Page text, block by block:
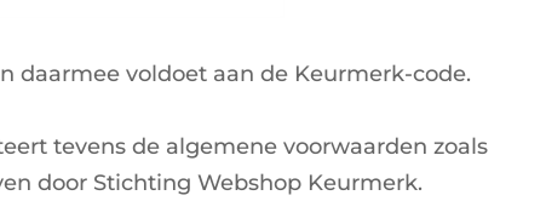
daarmee voldoet aan de Keurmerk-code.
tevens de algemene voorwaarden zoals
door Stichting Webshop Keurmerk.